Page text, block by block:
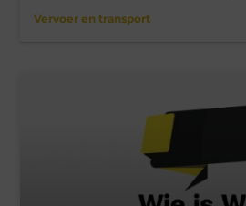
Vervoer en transport